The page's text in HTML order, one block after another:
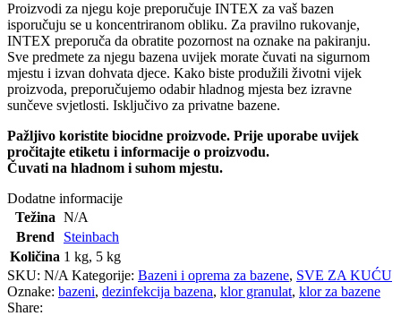
Proizvodi za njegu koje preporučuje INTEX za vaš bazen
isporučuju se u koncentriranom obliku. Za pravilno rukovanje,
INTEX preporuča da obratite pozornost na oznake na pakiranju.
Sve predmete za njegu bazena uvijek morate čuvati na sigurnom
mjestu i izvan dohvata djece. Kako biste produžili životni vijek
proizvoda, preporučujemo odabir hladnog mjesta bez izravne
sunčeve svjetlosti. Isključivo za privatne bazene.
Pažljivo koristite biocidne proizvode. Prije uporabe uvijek
pročitajte etiketu i informacije o proizvodu.
Čuvati na hladnom i suhom mjestu.
Dodatne informacije
Težina N/A
Brend
Steinbach
Količina 1 kg, 5 kg
SKU: N/A Kategorije: Bazeni i oprema za bazene, SVE ZA KUĆU
Oznake: bazeni, dezinfekcija bazena, klor granulat, klor za bazene
Share: